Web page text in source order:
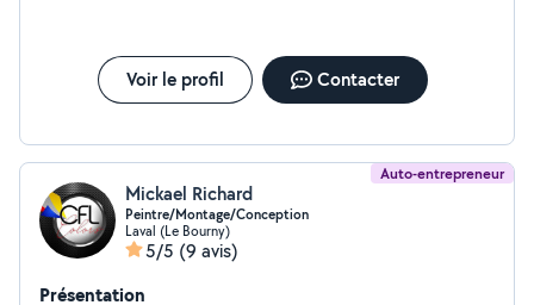
Voir le profil Contacter
Auto-entrepreneur
Mickael Richard
Peintre/Montage/Conception
Laval (Le Bourny)
5/5 (9 avis)
Présentation